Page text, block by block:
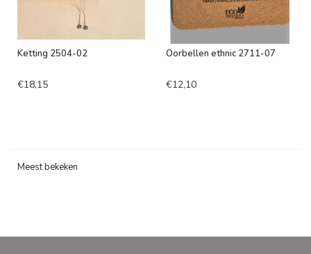
Ketting 2504-02
€18,15
Oorbellen ethnic 2711-07
€12,10
Meest bekeken